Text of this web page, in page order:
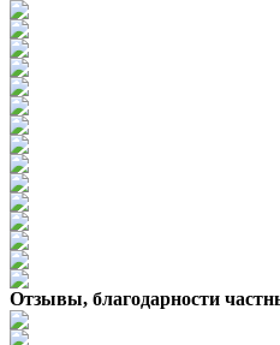
Отзывы, благодарности